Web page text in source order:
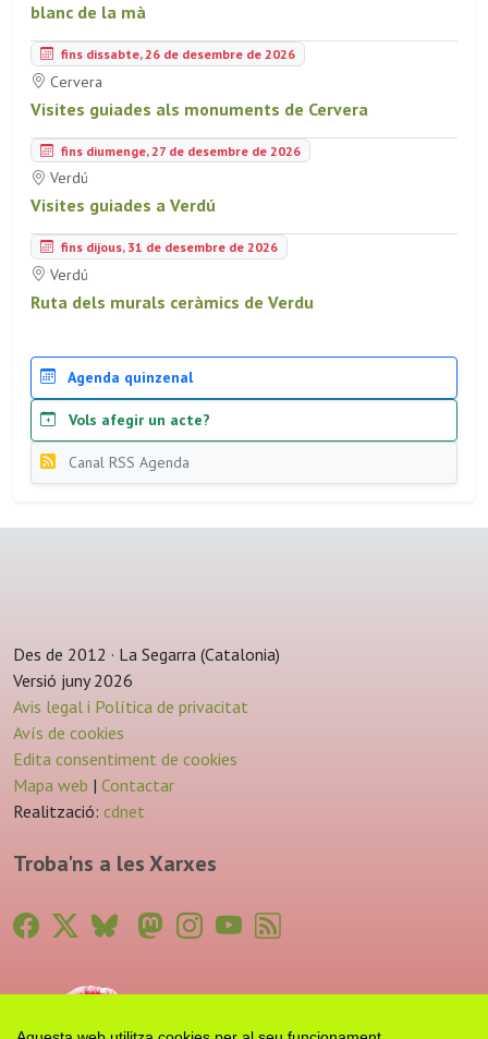
blanc de la mà
fins dissabte, 26 de desembre de 2026
Cervera
Visites guiades als monuments de Cervera
fins diumenge, 27 de desembre de 2026
Verdú
Visites guiades a Verdú
fins dijous, 31 de desembre de 2026
Verdú
Ruta dels murals ceràmics de Verdu
Agenda quinzenal
Vols afegir un acte?
Canal RSS Agenda
Des de 2012 · La Segarra (Catalonia)
Versió juny 2026
Avis legal i Política de privacitat
Avís de cookies
Edita consentiment de cookies
Mapa web | Contactar
Realització: cdnet
Troba'ns a les Xarxes